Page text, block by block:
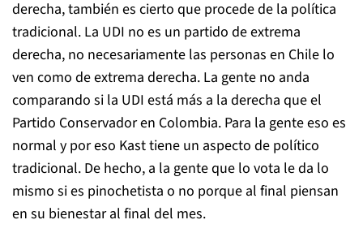
derecha, también es cierto que procede de la política
tradicional. La UDI no es un partido de extrema
derecha, no necesariamente las personas en Chile lo
ven como de extrema derecha. La gente no anda
comparando si la UDI está más a la derecha que el
Partido Conservador en Colombia. Para la gente eso es
normal y por eso Kast tiene un aspecto de político
tradicional. De hecho, a la gente que lo vota le da lo
mismo si es pinochetista o no porque al final piensan
en su bienestar al final del mes.